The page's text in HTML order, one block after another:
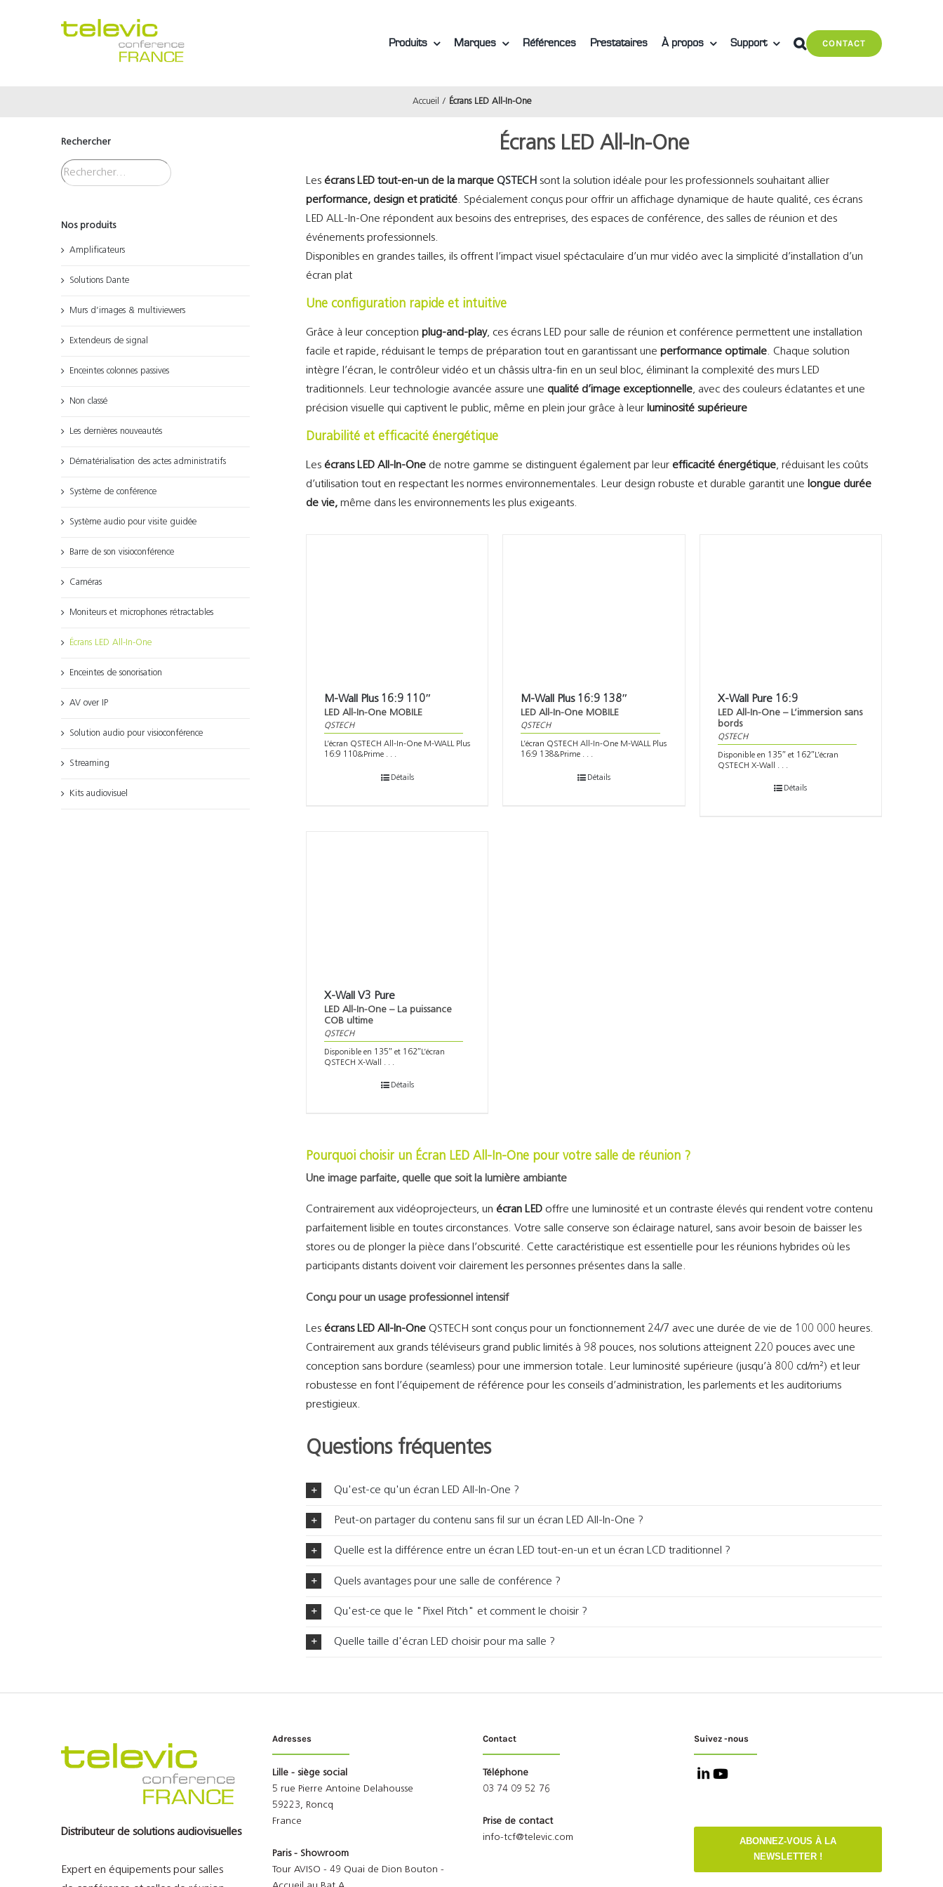
Produits Marques Références Prestataires À propos Support CONTACT
Accueil Écrans LED All-In-One
Écrans LED All-In-One
Lesécrans LED tout-en-un de la marqueQSTECH sont la solution idéale pour les professionnels souhaitant allier
performance, design et praticité. Spécialement conçus pour offrir un affichage dynamique de haute qualité, ces écrans
LED ALL-In-One répondent aux besoins des entreprises, des espaces de conférence, des salles de réunion et des
événements professionnels.
Disponibles en grandes tailles, ils offrent l’impact visuel spéctaculaire d’un mur vidéo avec la simplicité d’installation d’un
écran plat
Une configuration rapide et intuitive
Grâce à leur conceptionplug-and-play, ces écrans LED pour salle de réunion et conférence permettent une installation
facile et rapide, réduisant le temps de préparation tout en garantissant uneperformance optimale. Chaque solution
intègre l’écran, le contrôleur vidéo et un châssis ultra-fin en un seul bloc, éliminant la complexité des murs LED
traditionnels. Leur technologie avancée assure une qualité d’image exceptionnelle, avec des couleurs éclatantes et une
précision visuelle qui captivent le public, même en plein jour grâce à leurluminosité supérieure
Durabilité et efficacité énergétique
Lesécrans LED All-In-One de notre gamme se distinguent également par leurefficacité énergétique, réduisant les coûts
d’utilisation tout en respectant les normes environnementales. Leur design robuste et durable garantit unelongue durée
de vie, même dans les environnements les plus exigeants.
M-Wall Plus 16:9 110″
LED All-In-One MOBILE
QSTECH
L’écran QSTECH All-In-One M-WALL Plus
16:9 110&Prime . . .
Détails
M-Wall Plus 16:9 138″
LED All-In-One MOBILE
QSTECH
L’écran QSTECH All-In-One M-WALL Plus
16:9 138&Prime . . .
Détails
X-Wall Pure 16:9
LED All-In-One – L’immersion sans
bords
QSTECH
Disponible en 135″ et 162″L’écran
QSTECH X-Wall . . .
Détails
X-Wall V3 Pure
LED All-In-One – La puissance
COB ultime
QSTECH
Disponible en 135″ et 162″L’écran
QSTECH X-Wall . . .
Détails
Pourquoi choisir un Écran LED All-In-One pour votre salle de réunion ?
Une image parfaite, quelle que soit la lumière ambiante
Contrairement aux vidéoprojecteurs, unécran LED offre une luminosité et un contraste élevés qui rendent votre contenu
parfaitement lisible en toutes circonstances. Votre salle conserve son éclairage naturel, sans avoir besoin de baisser les
stores ou de plonger la pièce dans l’obscurité. Cette caractéristique est essentielle pour les réunions hybrides où les
participants distants doivent voir clairement les personnes présentes dans la salle.
Conçu pour un usage professionnel intensif
Lesécrans LED All-In-One QSTECH sont conçus pour un fonctionnement 24/7 avec une durée de vie de 100 000 heures.
Contrairement aux grands téléviseurs grand public limités à 98 pouces, nos solutions atteignent 220 pouces avec une
conception sans bordure (seamless) pour une immersion totale. Leur luminosité supérieure (jusqu’à 800 cd/m²) et leur
robustesse en font l’équipement de référence pour les conseils d’administration, les parlements et les auditoriums
prestigieux.
Questions fréquentes
Qu'est-ce qu'un écran LED All-In-One ?
Peut-on partager du contenu sans fil sur un écran LED All-In-One ?
Quelle est la différence entre un écran LED tout-en-un et un écran LCD traditionnel ?
Quels avantages pour une salle de conférence ?
Qu'est-ce que le "Pixel Pitch" et comment le choisir ?
Quelle taille d'écran LED choisir pour ma salle ?
Rechercher
Nos produits
Amplificateurs
Solutions Dante
Murs d’images & multiviewers
Extendeurs de signal
Enceintes colonnes passives
Non classé
Les dernières nouveautés
Dématérialisation des actes administratifs
Système de conférence
Système audio pour visite guidée
Barre de son visioconférence
Caméras
Moniteurs et microphones rétractables
Écrans LED All-In-One
Enceintes de sonorisation
AV over IP
Solution audio pour visioconférence
Streaming
Kits audiovisuel
Distributeur de solutions audiovisuelles
Expert en équipements pour salles
Adresses
Lille - siège social
5 rue Pierre Antoine Delahousse
59223, Roncq
France
Paris - Showroom
Tour AVISO - 49 Quai de Dion Bouton -
Contact
Téléphone
03 74 09 52 76
Prise de contact
info-tcf@televic.com
Suivez -nous
ABONNEZ-VOUS À LA
NEWSLETTER !